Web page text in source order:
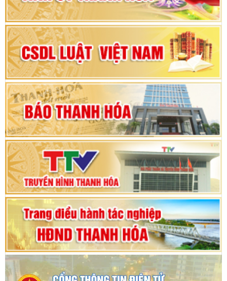
Đại hội đại biểu Đảng bộ xã Yên Thọ lần thứ I,
nhiệm kỳ 2025 – 2030
Đại hội Đảng bộ xã Yên Ninh lần thứ nhất,
nhiệm kỳ 2025 - 2030
Khai mạc Kỳ họp bất thường lần thứ 9, Quốc
hội khóa XV
Phiên thảo luận Kỳ họp thứ 24, HĐND tỉnh
Thanh Hóa khóa XVIII, nhiệm kỳ 2021 - 2026
Bế mạc Kỳ họp thứ hai bốn, Hội đồng nhân dân
tỉnh khoá XVIII